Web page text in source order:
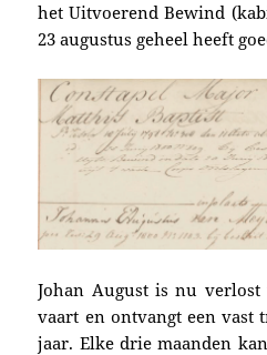
hetUitvoerend Bewind (
23 augustus geheel heeft
Johan August is nu
vaart en ontvangt een vast
jaar. Elke drie maanden